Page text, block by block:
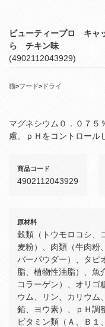
ビューティープロ キ
ら チキン味
(4902112043929)
猫>フード> ドライ
マグネシウム０．０７５
慮。ｐＨをコントロール
商品コード
4902112043929
原材料
穀類（トウモロコシ、
麦粉）、肉類（牛肉粉
バーパウダー）、タピ
脂、植物性油脂）、魚
コラーゲン）、オリゴ
ウム、リン、カリウム
鉛、ヨウ素）、ｐＨ調
ビタミン類（Ａ、Ｂ１